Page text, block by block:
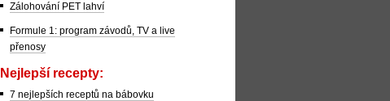
Zálohování PET lahví
Formule 1: program závodů, TV a live
přenosy
Nejlepší recepty:
7 nejlepších receptů na bábovku